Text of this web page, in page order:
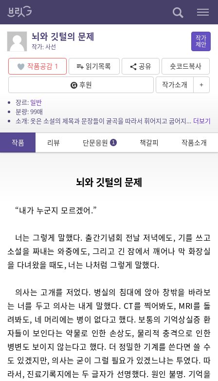
뇌와 깃털의 문제
작가: 사선
작가
제안
작품공감 1 읽기목록 공유
숏코드복사
후원
작가소개 +
장르: 일반
분량: 99매
소개: 옷은 소설의 제목과 문장들이 굴곡을 따라서 휘어지고 굽어지는 와중에도 읽을 수 있게끔 재봉되어 있었다. 양쪽 어깨에서 시작된 소설이 각자 가슴을 타고 내려와 허리에서 끝나면 그 끝... 더보기
작품 리뷰 단문응원 1 책갈피 작품소개
뇌와 깃털의 문제
“내가 누군지 모르겠어.”
너는 그렇게 말했다. 출간기념회 전날 저녁에도, 기를 쓰고
소설을 짜내는 와중에도, 그리고 긴 잠에서 깨어나 막 화장실
을 다녀왔을 때도, 너는 나처럼 그렇게 말했다.
의사는 고개를 저었다. 병실의 침대에 앉아 창밖을 바라보
는 너를 두고 의사는 내게 말했다. CT를 찍어봐도, MRI를 돌
려봐도, 네 머리에는 병이 없다고 했다. 보통의 기억상실증 환
자들이 보인다는 약물로 인한 손상도, 물리적 충격으로 인한
병변도 보이지 않는다고 했다. 더 정밀한 기계를 쓴다면 쓸 수
도 있겠지만, 의사는 굳이 그럴 필요가 있겠느냐는 투였다. 따
라서, 진료기록지에는 두 글자가 선명했다. 원인 불명. 기억을